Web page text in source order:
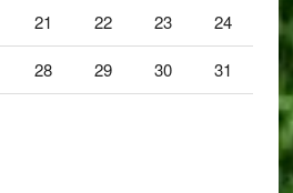
21 22 23 24
28 29 30 31